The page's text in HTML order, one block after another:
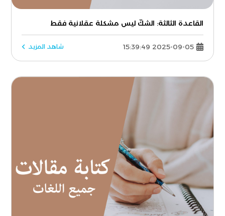
القاعدة الثالثة: الشكّ ليس مشكلة عقلانية فقط
2025-09-05 15:39:49 شاهد المزيد